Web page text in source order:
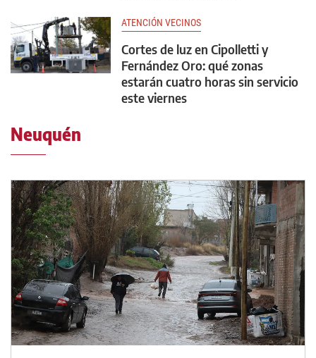
ATENCIÓN VECINOS
Cortes de luz en Cipolletti y
Fernández Oro: qué zonas
estarán cuatro horas sin servicio
este viernes
Neuquén